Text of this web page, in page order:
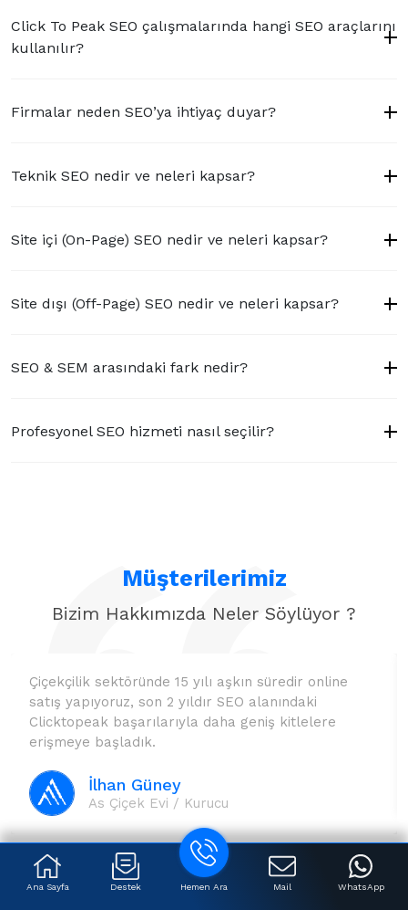
Click To Peak SEO çalışmalarında hangi SEO araçlarını
kullanılır?
Firmalar neden SEO’ya ihtiyaç duyar?
Teknik SEO nedir ve neleri kapsar?
Site içi (On-Page) SEO nedir ve neleri kapsar?
Site dışı (Off-Page) SEO nedir ve neleri kapsar?
SEO & SEM arasındaki fark nedir?
Profesyonel SEO hizmeti nasıl seçilir?
Çiçekçilik sektöründe 15 yılı aşkın süredir online
satış yapıyoruz, son 2 yıldır SEO alanındaki
Clicktopeak başarılarıyla daha geniş kitlelere
erişmeye başladık.
İlhan Güney
As Çiçek Evi / Kurucu
Müşterilerimiz
Bizim Hakkımızda Neler Söylüyor ?
Bizimle
Ana Sayfa Destek Hemen Ara Mail WhatsApp